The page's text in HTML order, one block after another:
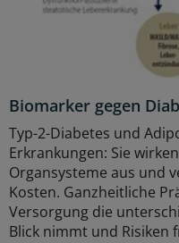
Biomarker gegen
Typ-2-Diabetes und
Erkrankungen: Sie
Organsysteme aus und
Kosten. Ganzheitliche
Versorgung die
Blick nimmt und Risiken